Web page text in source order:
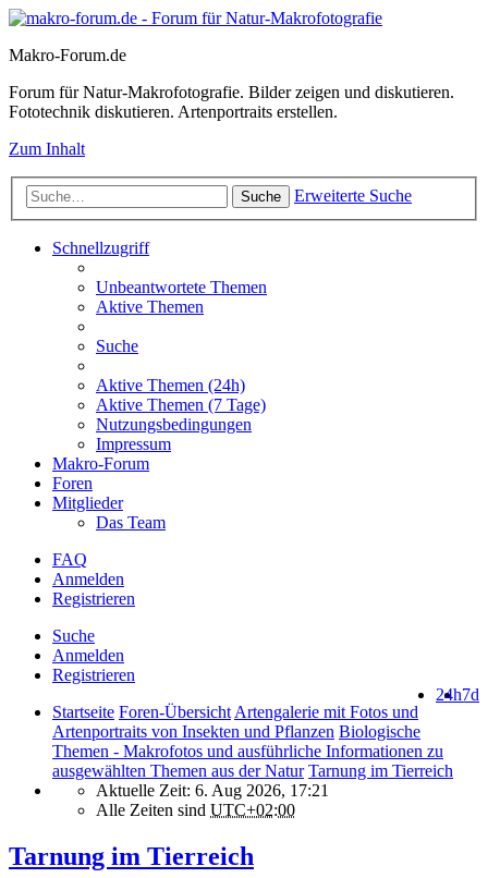
Makro-Forum.de
Forum für Natur-Makrofotografie. Bilder zeigen und diskutieren.
Fototechnik diskutieren. Artenportraits erstellen.
Zum Inhalt
Suche Erweiterte Suche
Schnellzugriff
Unbeantwortete Themen
Aktive Themen
Suche
Aktive Themen (24h)
Aktive Themen (7 Tage)
Nutzungsbedingungen
Impressum
Makro-Forum
Foren
Mitglieder
Das Team
FAQ
Anmelden
Registrieren
Suche
Anmelden
Registrieren
7d
24h
Startseite Foren-Übersicht Artengalerie mit Fotos und
Artenportraits von Insekten und Pflanzen Biologische
Themen - Makrofotos und ausführliche Informationen zu
ausgewählten Themen aus der Natur Tarnung im Tierreich
Aktuelle Zeit: 6. Aug 2026, 17:21
Alle Zeiten sind UTC+02:00
Tarnung im Tierreich